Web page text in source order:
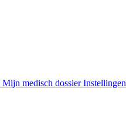
Mijn medisch dossierInstellingen